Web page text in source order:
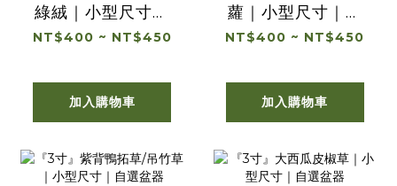
綠絨｜小型尺寸｜
自選盆器
NT$400 ~ NT$450
加入購物車
蘿｜小型尺寸｜自
選盆器
NT$400 ~ NT$450
加入購物車